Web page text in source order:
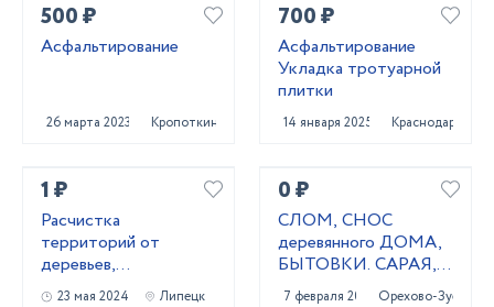
500 ₽
Асфальтирование
26 марта 2023 Кропоткин
700 ₽
Асфальтирование
Укладка тротуарной
плитки
14 января 2025 Краснодар
1 ₽
Расчистка
территорий от
деревьев,
кустарников и корней
23 мая 2024 Липецк
0 ₽
СЛОМ, СНОС
деревянного ДОМА,
БЫТОВКИ. САРАЯ,
ТЕПЛИЦЫ
7 февраля 2021 Орехово-Зуево